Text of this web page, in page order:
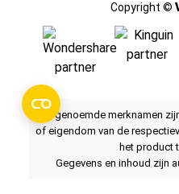
Copyright ©
Alle genoemde merknamen
of eigendom van de
het product
Gegevens en inhoud zijn